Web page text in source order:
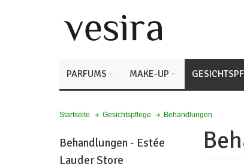
PARFUMS MAKE-UP
Startseite Gesichtspflege Behandlungen
Behandlungen - Estée
Lauder Store